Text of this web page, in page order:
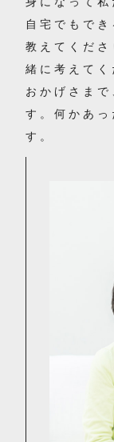
自宅でもで
教えてくだ
緒に考えてく
おかげさま
す。何かあっ
す。